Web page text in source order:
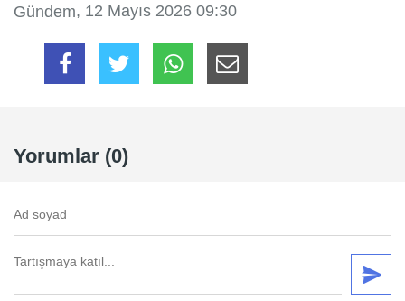
Gündem, 12 Mayıs 2026 09:30
Yorumlar (0)